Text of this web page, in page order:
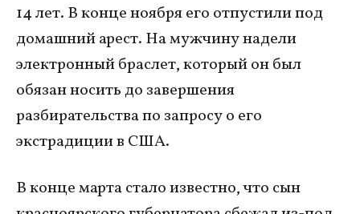
14 лет. В конце ноября его отпустили под
домашний арест. На мужчину надели
электронный браслет, который он был
обязан носить до завершения
разбирательства по запросу о его
экстрадиции в США.
В конце марта стало известно, что сын